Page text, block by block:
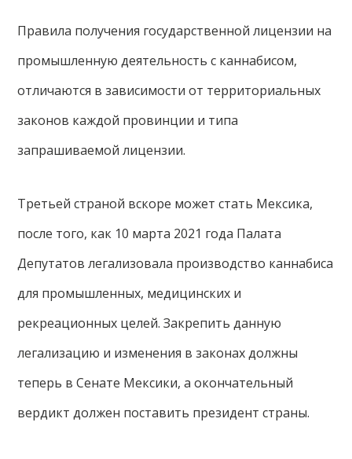
Правила получения государственной лицензии на
промышленную деятельность с каннабисом,
отличаются в зависимости от территориальных
законов каждой провинции и типа
запрашиваемой лицензии.
Третьей страной вскоре может стать Мексика,
после того, как 10 марта 2021 года Палата
Депутатов легализовала производство каннабиса
для промышленных, медицинских и
рекреационных целей. Закрепить данную
легализацию и изменения в законах должны
теперь в Сенате Мексики, а окончательный
вердикт должен поставить президент страны.